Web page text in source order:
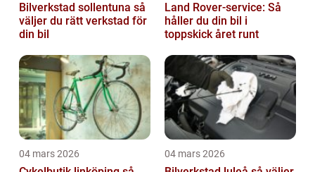
Bilverkstad sollentuna så
väljer du rätt verkstad för
din bil
Land Rover-service: Så
håller du din bil i
toppskick året runt
04 mars 2026 04 mars 2026